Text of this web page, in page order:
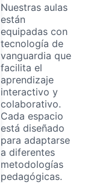
Nuestras aulas
están
equipadas con
tecnología de
vanguardia que
facilita el
aprendizaje
interactivo y
colaborativo.
Cada espacio
está diseñado
para adaptarse
a diferentes
metodologías
pedagógicas.